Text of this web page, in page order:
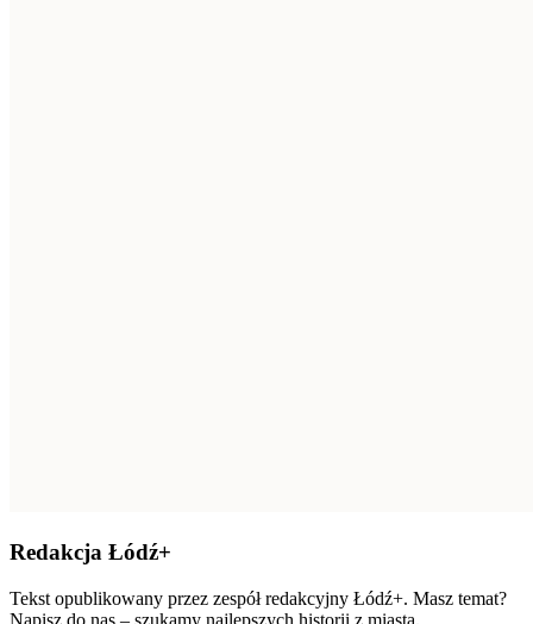
Redakcja Łódź+
Tekst opublikowany przez zespół redakcyjny Łódź+. Masz temat?
Napisz do nas – szukamy najlepszych historii z miasta.